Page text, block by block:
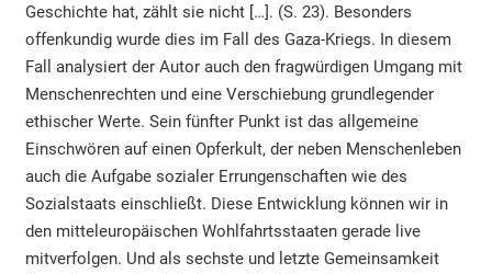
Geschichte hat, zählt sie nicht […]. (S. 23). Besonders
offenkundig wurde dies im Fall des Gaza-Kriegs. In diesem
Fall analysiert der Autor auch den fragwürdigen Umgang mit
Menschenrechten und eine Verschiebung grundlegender
ethischer Werte. Sein fünfter Punkt ist das allgemeine
Einschwören auf einen Opferkult, der neben Menschenleben
auch die Aufgabe sozialer Errungenschaften wie des
Sozialstaats einschließt. Diese Entwicklung können wir in
den mitteleuropäischen Wohlfahrtsstaaten gerade live
mitverfolgen. Und als sechste und letzte Gemeinsamkeit